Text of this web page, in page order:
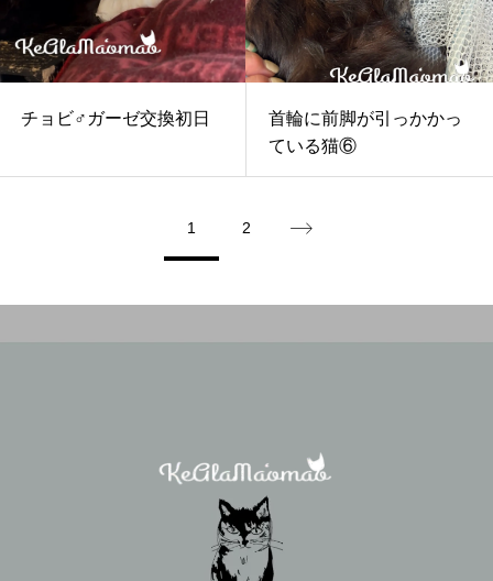
チョビ♂ガーゼ交換初日
首輪に前脚が引っかかっ
ている猫⑥
1 2